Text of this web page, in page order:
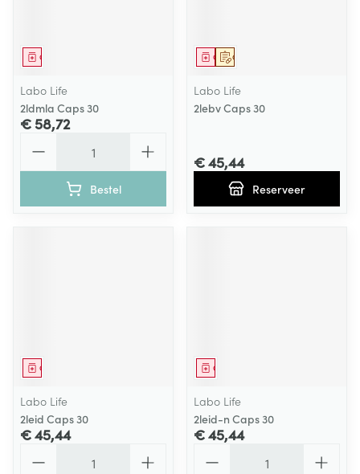
Geneesmiddel
Labo Life
2ldmla Caps 30
€ 58,72
Bestel
Op voorschrift
Geneesmiddel
Labo Life
2lebv Caps 30
€ 45,44
Reserveer
Geneesmiddel
Labo Life
2leid Caps 30
€ 45,44
Geneesmiddel
Labo Life
2leid-n Caps 30
€ 45,44